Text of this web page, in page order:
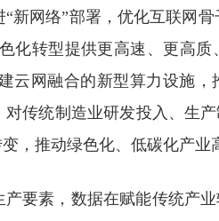
网络”部署，优化互联网
转型提供更高速、更高
云网融合的新型算力设施
传统制造业研发投入、生
，推动绿色化、低碳化产业
要素，数据在赋能传统产